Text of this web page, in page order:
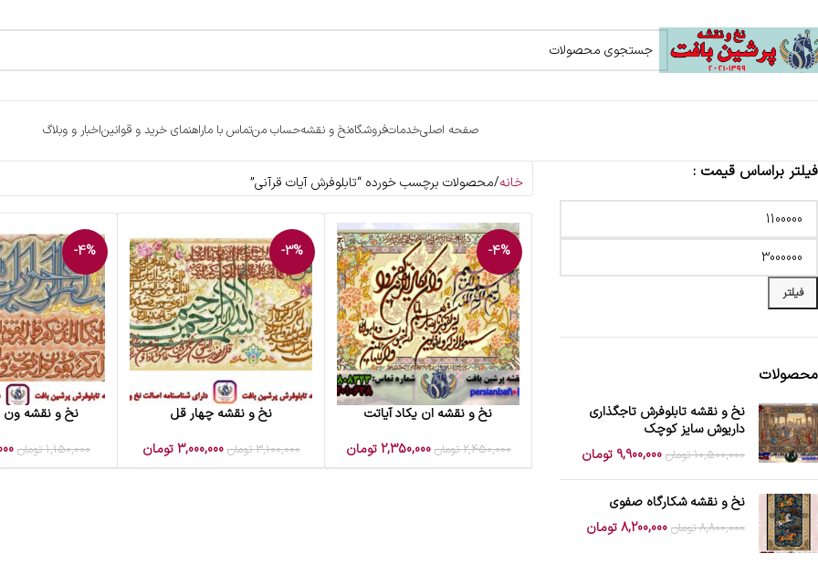
صفحه اصلیخدماتفروشگاهنخ و نقشهحساب منتماس با ماراهنمای خرید و قوانیناخبار و وبلاگ
فیلتر براساس قیمت :
فیلتر
محصولات
نخ و نقشه تابلوفرش تاجگذاری
داریوش سایز کوچک
10,500,000 تومان 9,900,000 تومان
نخ و نقشه شکارگاه صفوی
8,800,000 تومان 8,200,000تومان
خانه محصولات برچسب خورده “تابلوفرش آیات قرآنی”
-4%
افزودن به سبد خرید
نخ و نقشه ان یکاد آیاتت
2,450,000 تومان 2,350,000 تومان
-3%
افزودن به سبد خرید
نخ و نقشه چهار قل
3,100,000 تومان 3,000,000 تومان
-4%
افزودن به سبد خرید
نخ و نقشه ون
1,150,000 تومان